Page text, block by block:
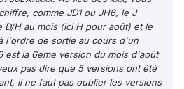
comme JD1 ou JH6, le J
H au mois (ici H pour août) et le
l'ordre de sortie au cours d'un
est la 6ème version du mois d'août
pas dire que 5 versions ont été
il ne faut pas oublier les versions